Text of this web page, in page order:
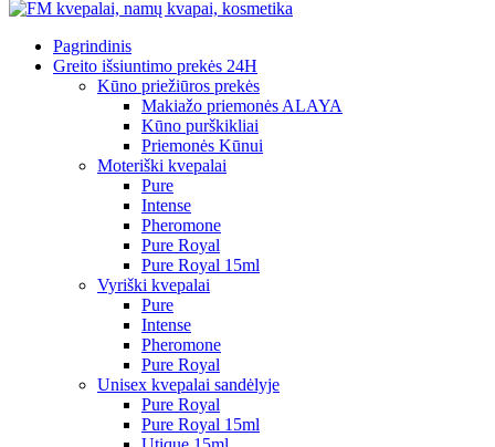
Pagrindinis
Greito išsiuntimo prekės 24H
Kūno priežiūros prekės
Makiažo priemonės ALAYA
Kūno purškikliai
Priemonės Kūnui
Moteriški kvepalai
Pure
Intense
Pheromone
Pure Royal
Pure Royal 15ml
Vyriški kvepalai
Pure
Intense
Pheromone
Pure Royal
Unisex kvepalai sandėlyje
Pure Royal
Pure Royal 15ml